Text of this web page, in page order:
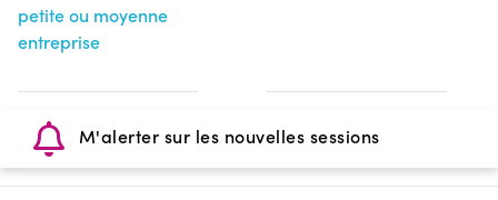
petite ou moyenne
entreprise
M'alerter sur les nouvelles sessions